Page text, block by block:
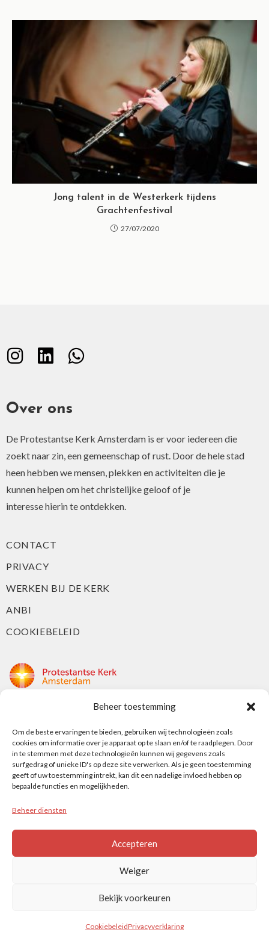
Beheer toestemming
Om de beste ervaringen te bieden, gebruiken wij technologieën zoals
cookies om informatie over je apparaat op te slaan en/of te raadplegen. Door
in te stemmen met deze technologieën kunnen wij gegevens zoals
surfgedrag of unieke ID's op deze site verwerken. Als je geen toestemming
geeft of uw toestemming intrekt, kan dit een nadelige invloed hebben op
bepaalde functies en mogelijkheden.
Beheer diensten
Accepteren
Weiger
Bekijk voorkeuren
CookiebeleidPrivacyverklaring
Jong talent in de Westerkerk tijdens
Grachtenfestival
27/07/2020
Over ons
De Protestantse Kerk Amsterdam is er voor iedereen die
zoekt naar zin, een gemeenschap of rust. Door de hele stad
heen hebben we mensen, plekken en activiteiten die je
kunnen helpen om het christelijke geloof of je
interesse hierin te ontdekken.
CONTACT
PRIVACY
WERKEN BIJ DE KERK
ANBI
COOKIEBELEID
Nieuwe Herengracht 18
1018 DP Amsterdam
t: 020 5353 700
e: info@protestantsamsterdam.nl
Protestantse Diaconie Amsterdam
e: info@diaconie.org